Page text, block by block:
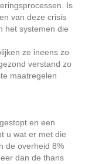
Is
van deze crisis
het systemen die
ze ineens zo
verstand zo
maatregelen
en een
u wat er met die
de overheid 8%
dan de thans